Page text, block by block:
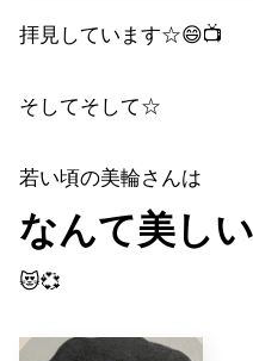
拝見しています☆😄📺
そしてそして☆
若い頃の美輪さんは
なんて美し
😻💞